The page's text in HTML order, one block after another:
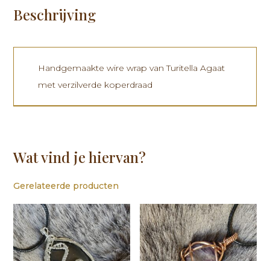
Beschrijving
Handgemaakte wire wrap van Turitella Agaat
met verzilverde koperdraad
Wat vind je hiervan?
Gerelateerde producten